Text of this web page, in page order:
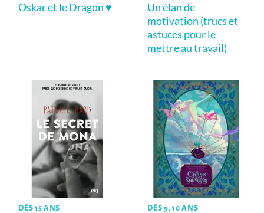
Oskar et le Dragon ♥
Un élan de
motivation (trucs et
astuces pour le
mettre au travail)
DÈS 15 ANS DÈS 9, 10 ANS